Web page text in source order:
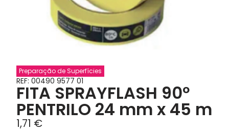
Preparação de Superfícies
REF: 00490 9577 01
FITA SPRAYFLASH 90º
PENTRILO 24 mm x 45 m
1,71 €